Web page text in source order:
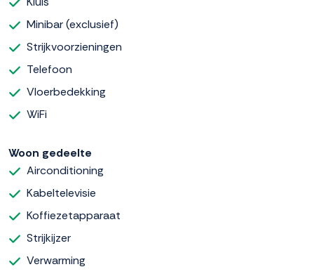
Minibar (exclusief)
Strijkvoorzieningen
Telefoon
Vloerbedekking
WiFi
Woon gedeelte
Airconditioning
Kabeltelevisie
Koffiezetapparaat
Strijkijzer
Verwarming